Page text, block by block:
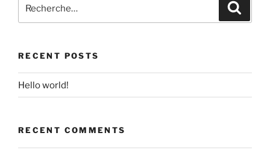
RECENT POSTS
Hello world!
RECENT COMMENTS